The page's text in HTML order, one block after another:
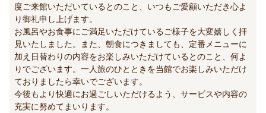
度ご来館いただいているとのこと、いつもご愛顧いただき心よ
り御礼申し上げます。
お風呂やお食事にご満足いただけているご様子を大変嬉しく拝
見いたしました。また、朝食につきましても、定番メニューに
加え日替わりの内容をお楽しみいただけているとのこと、何よ
りでございます。一人旅のひとときを当館でお楽しみいただけ
ておりましたら幸いでございます。
今後もより快適にお過ごしいただけるよう、サービスや内容の
充実に努めてまいります。